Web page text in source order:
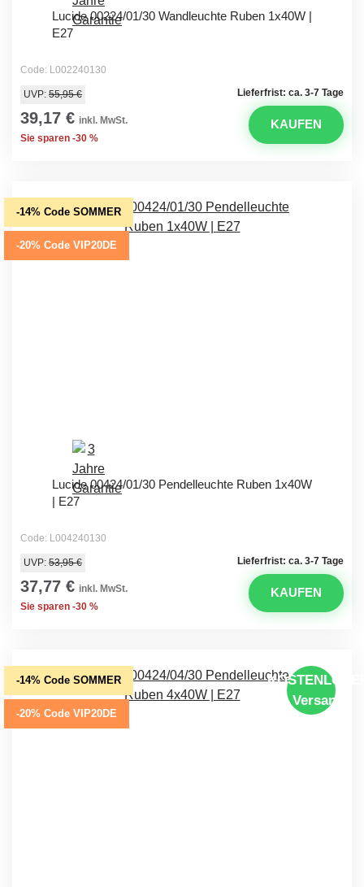
Lucide 00224/01/30 Wandleuchte Ruben 1x40W |
E27
Code: L002240130
Lieferfrist: ca. 3-7 Tage
UVP: 55,95 €
39,17 € inkl. MwSt.
Sie sparen -30 %
KAUFEN
-14% Code SOMMER
-20% Code VIP20DE
Lucide 00424/01/30 Pendelleuchte Ruben 1x40W
| E27
Code: L004240130
Lieferfrist: ca. 3-7 Tage
UVP: 53,95 €
37,77 € inkl. MwSt.
Sie sparen -30 %
KAUFEN
-14% Code SOMMER
-20% Code VIP20DE
Versand